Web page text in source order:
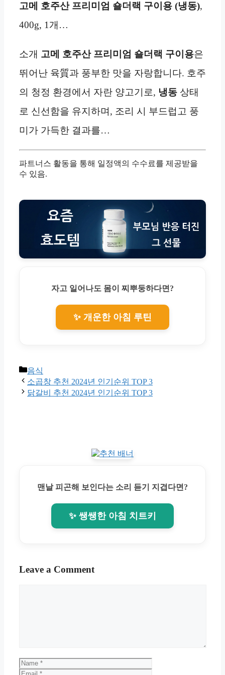
고메 호주산 프리미엄 숄더랙 구이용 (냉동),
400g, 1개…
소개 고메 호주산 프리미엄 숄더랙 구이용은
뛰어난 육質과 풍부한 맛을 자랑합니다. 호주
의 청정 환경에서 자란 양고기로, 냉동 상태
로 신선함을 유지하며, 조리 시 부드럽고 풍
미가 가득한 결과를…
파트너스 활동을 통해 일정액의 수수료를 제공받을
수 있음.
자고 일어나도 몸이 찌뿌둥하다면?
✨ 개운한 아침 루틴
Categories
음식
소곱창 추천 2024년 인기순위 TOP 3
닭갈비 추천 2024년 인기순위 TOP 3
맨날 피곤해 보인다는 소리 듣기 지겹다면?
✨ 쌩쌩한 아침 치트키
Leave a Comment
Name